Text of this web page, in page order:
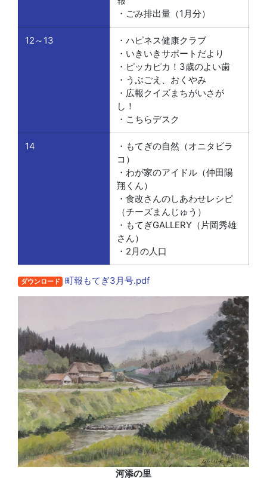
・ごみ排出量（1月分）
12～13
・ハピネス健康クラブ
・いきいきサポートだより
・ピッカピカ！3歳のよい歯
・うぶごえ、おくやみ
・広報クイズまちがいさが
し！
・こちらデスク
14
・もてぎの自然（オニタビラ
コ）
・わが家のアイドル（仲田陽
翔くん）
・食改さんのしあわせレシピ
（チーズまんじゅう）
・もてぎGALLERY（片岡秀雄
さん）
・2月の人口
ダウンロード 町報もてぎ3月号.pdf
河添の里